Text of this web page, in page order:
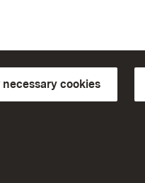
cookies